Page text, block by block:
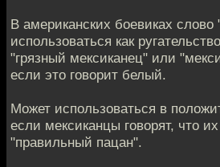
В американских боевиках
использоваться как
"грязный мексиканец" или
если это говорит белый.
Может использоваться в
если мексиканцы говорят, что
"правильный пацан".